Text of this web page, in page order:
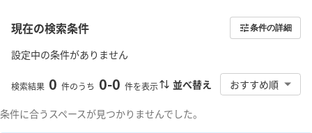
現在の検索条件 条件の詳細
設定中の条件がありません
検索結果 0 件のうち 0-0 件を表示 並べ替え おすすめ順
条件に合うスペースが見つかりませんでした。